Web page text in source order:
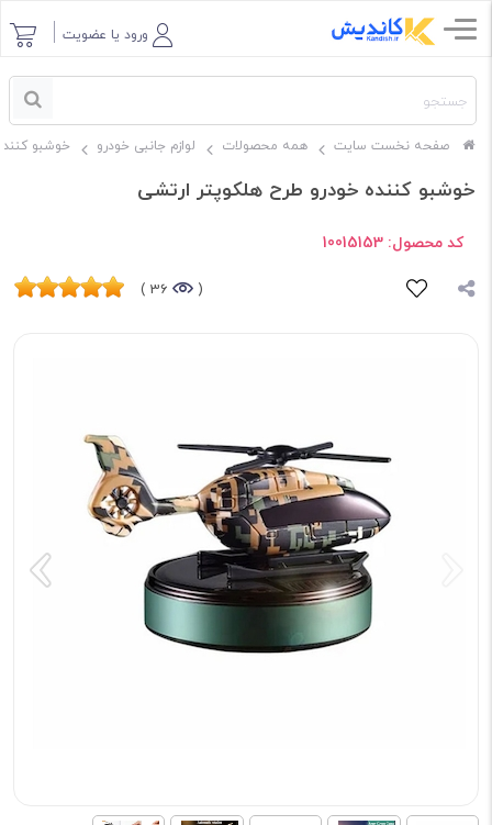
ورود یا عضویت
صفحه نخست سایت همه محصولات لوازم جانبی خودرو خوشبو
خوشبو کننده خودرو طرح هلکوپتر ارتشی
کد محصول: 10015153
(
36 )